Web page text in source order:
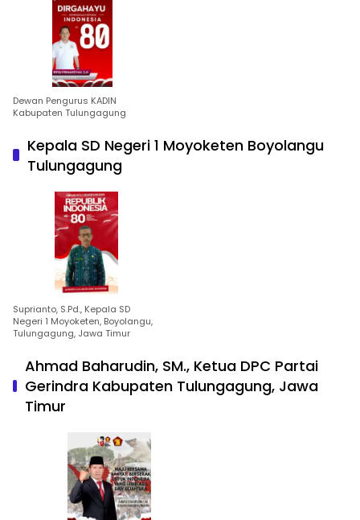
Dewan Pengurus KADIN
Kabupaten Tulungagung
Kepala SD Negeri 1 Moyoketen Boyolangu
Tulungagung
Suprianto, S.Pd., Kepala SD
Negeri 1 Moyoketen, Boyolangu,
Tulungagung, Jawa Timur
Ahmad Baharudin, SM., Ketua DPC Partai
Gerindra Kabupaten Tulungagung, Jawa
Timur